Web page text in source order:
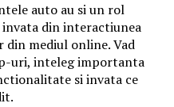
auto au si un rol
din interactiunea
din mediul online. Vad
uri, inteleg importanta
si invata ce